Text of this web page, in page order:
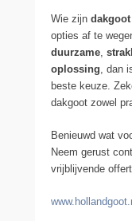
Wie zijn
opties af te
duurzame
oplossing , dan
beste keuze.
dakgoot zowel
Benieuwd wat
Neem gerust
vrijblijvende